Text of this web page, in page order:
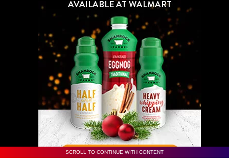
SCROLL TO CONTINUE WITH CONTENT